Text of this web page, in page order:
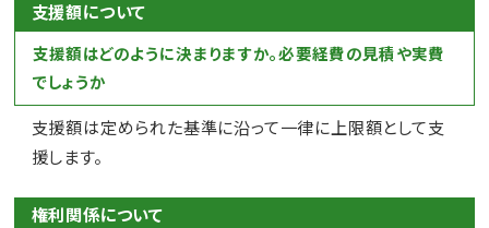
支援額について
支援額はどのように決まりますか。必要経費の見積や実費
でしょうか
支援額は定められた基準に沿って一律に上限額として支
援します。
権利関係について